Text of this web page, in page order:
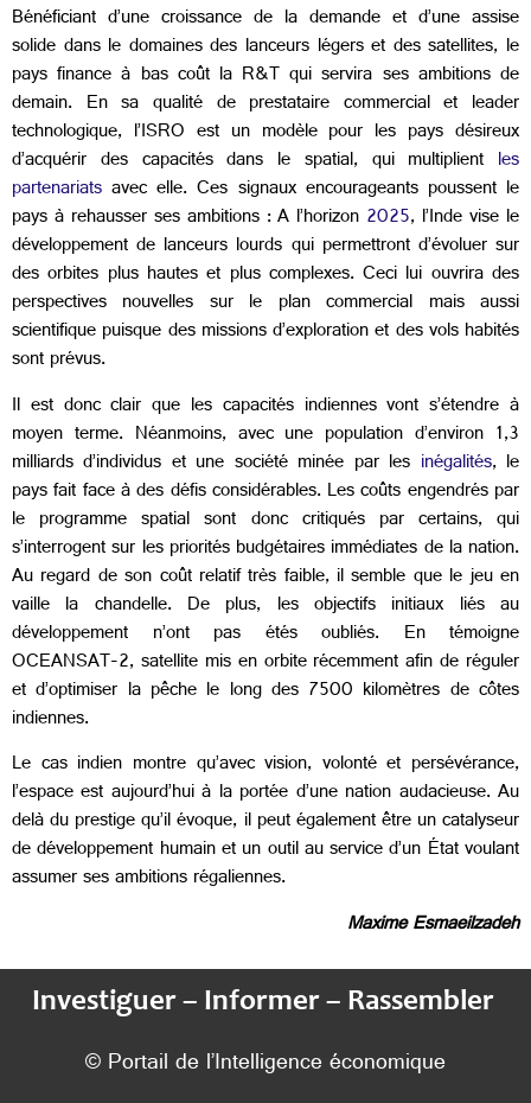
Bénéficiant d’une croissance de la demande et d’une assise
solide dans le domaines des lanceurs légers et des satellites, le
pays finance à bas coût la R&T qui servira ses ambitions de
demain. En sa qualité de prestataire commercial et leader
technologique, l’ISRO est un modèle pour les pays désireux
d’acquérir des capacités dans le spatial, qui multiplient les
partenariats avec elle. Ces signaux encourageants poussent le
pays à rehausser ses ambitions : A l’horizon 2025, l’Inde vise le
développement de lanceurs lourds qui permettront d’évoluer sur
des orbites plus hautes et plus complexes. Ceci lui ouvrira des
perspectives nouvelles sur le plan commercial mais aussi
scientifique puisque des missions d’exploration et des vols habités
sont prévus.
Il est donc clair que les capacités indiennes vont s’étendre à
moyen terme. Néanmoins, avec une population d’environ 1,3
milliards d’individus et une société minée par les inégalités, le
pays fait face à des défis considérables. Les coûts engendrés par
le programme spatial sont donc critiqués par certains, qui
s’interrogent sur les priorités budgétaires immédiates de la nation.
Au regard de son coût relatif très faible, il semble que le jeu en
vaille la chandelle. De plus, les objectifs initiaux liés au
développement n’ont pas étés oubliés. En témoigne
OCEANSAT-2, satellite mis en orbite récemment afin de réguler
et d’optimiser la pêche le long des 7500 kilomètres de côtes
indiennes.
Le cas indien montre qu’avec vision, volonté et persévérance,
l’espace est aujourd’hui à la portée d’une nation audacieuse. Au
delà du prestige qu’il évoque, il peut également être un catalyseur
de développement humain et un outil au service d’un État voulant
assumer ses ambitions régaliennes.
Maxime Esmaeilzadeh
Investiguer – Informer – Rassembler
© Portail de l’Intelligence économique